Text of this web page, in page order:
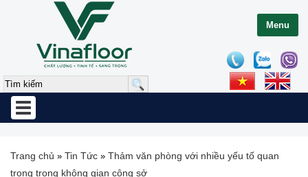
Menu
Toggle
navigation
Trang chủ » Tin Tức » Thảm văn phòng với nhiều yếu tố quan
trọng trong không gian công sở